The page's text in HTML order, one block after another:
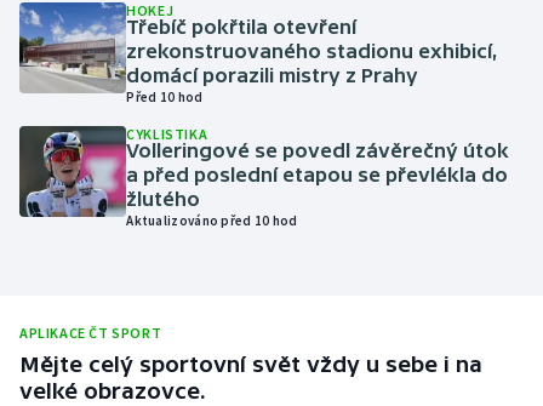
Olympijské hry
Parasport
Plavání
Plážový volejbal
Rychlobruslení
Rychlostní kanoistika
HOKEJ
Třebíč pokřtila otevření
zrekonstruovaného stadionu exhibicí,
domácí porazili mistry z Prahy
Před 10 hod
CYKLISTIKA
Volleringové se povedl závěrečný útok
a před poslední etapou se převlékla do
žlutého
Aktualizováno před 10 hod
APLIKACE ČT SPORT
Mějte celý sportovní svět vždy u sebe i na
velké obrazovce.